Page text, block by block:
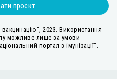
проєкт
2023. Використання
можливе лише за умови
портал з імунізації".